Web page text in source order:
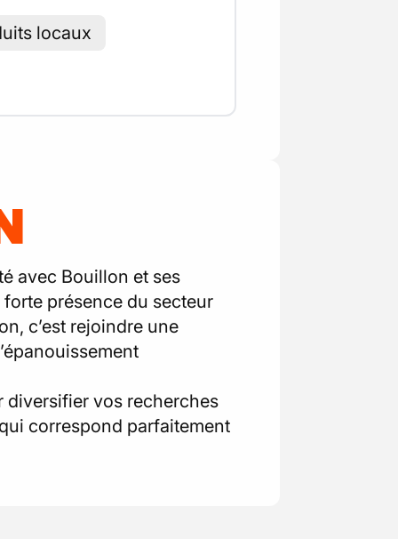
locaux
avec Bouillon et ses
présence du secteur
c’est rejoindre une
vos recherches
correspond parfaitement